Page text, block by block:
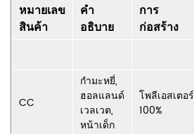
หมายเลข
สินค้า
คำ
อธิบาย
การ
ก่อสร้าง
CC
กำมะหยี่,
ฮอลแลนด์
เวลเวต,
หน้าเด็ก
โพลีเอสเตอร์
100%